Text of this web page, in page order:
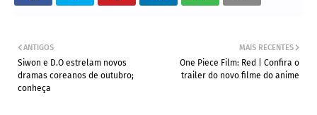
MAIS RECENTES
One Piece Film: Red | Confira o
trailer do novo filme do anime
ANTIGOS
Siwon e D.O estrelam novos
dramas coreanos de outubro;
conheça